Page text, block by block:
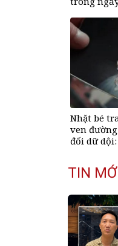
đồng
Nhặt bé
ven
đối dữ
TIN